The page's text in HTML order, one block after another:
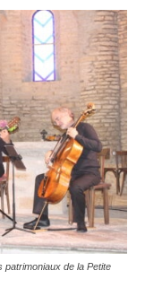
de la Petite